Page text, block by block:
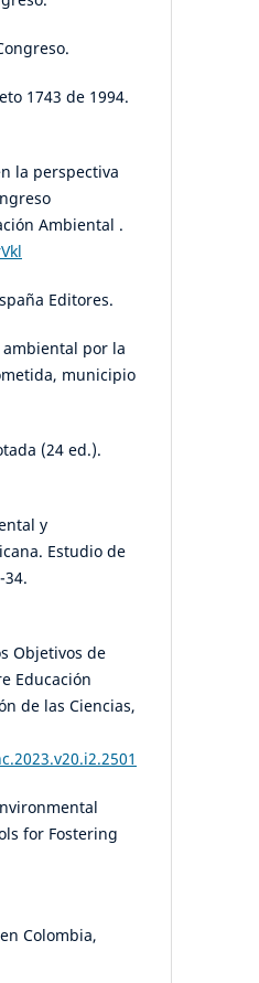
1743 de 1994.
la perspectiva
Ambiental .
Editores.
ambiental por la
municipio
(24 ed.).
y
Estudio de
34.
Objetivos de
Educación
de las Ciencias,
for Fostering
Colombia,